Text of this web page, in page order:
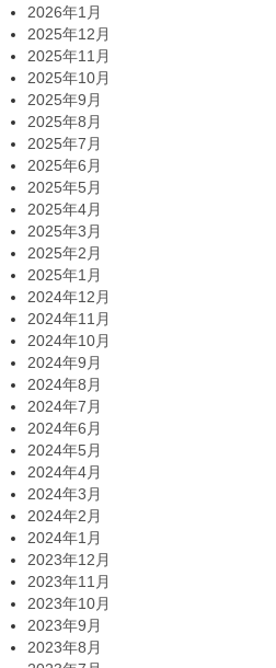
2026年1月
2025年12月
2025年11月
2025年10月
2025年9月
2025年8月
2025年7月
2025年6月
2025年5月
2025年4月
2025年3月
2025年2月
2025年1月
2024年12月
2024年11月
2024年10月
2024年9月
2024年8月
2024年7月
2024年6月
2024年5月
2024年4月
2024年3月
2024年2月
2024年1月
2023年12月
2023年11月
2023年10月
2023年9月
2023年8月